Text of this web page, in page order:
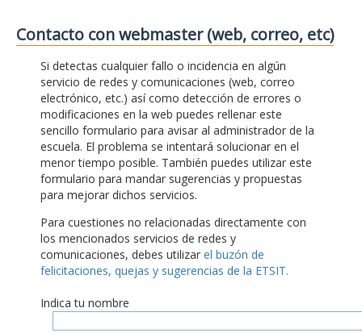
Contacto con webmaster (web, correo, etc)
Si detectas cualquier fallo o incidencia en algún
servicio de redes y comunicaciones (web, correo
electrónico, etc.) así como detección de errores o
modificaciones en la web puedes rellenar este
sencillo formulario para avisar al administrador de la
escuela. El problema se intentará solucionar en el
menor tiempo posible. También puedes utilizar este
formulario para mandar sugerencias y propuestas
para mejorar dichos servicios.
Para cuestiones no relacionadas directamente con
los mencionados servicios de redes y
comunicaciones, debes utilizar el buzón de
felicitaciones, quejas y sugerencias de la ETSIT.
Indica tu nombre